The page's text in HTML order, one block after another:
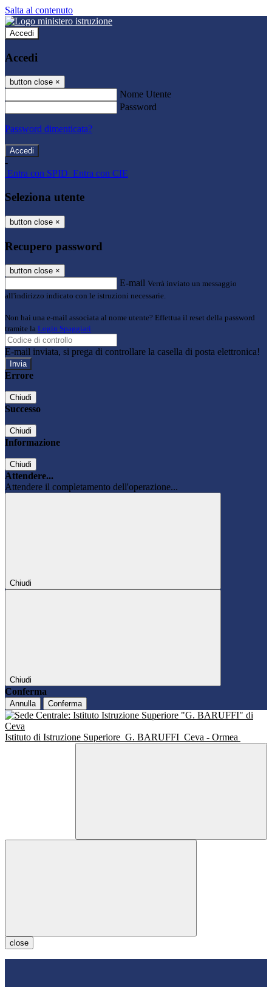
Salta al contenuto
Accedi
Accedi
button close ×
Nome Utente
Password
Password dimenticata?
-
Entra con SPID Entra con CIE
Seleziona utente
button close ×
Recupero password
button close ×
E-mail Verrà inviato un messaggio
all'indirizzo indicato con le istruzioni necessarie.
Non hai una e-mail associata al nome utente? Effettua il reset della password
tramite la Login Spaggiari
E-mail inviata, si prega di controllare la casella di posta elettronica!
Errore
Chiudi
Successo
Chiudi
Informazione
Chiudi
Attendere...
Attendere il completamento dell'operazione...
Chiudi
Chiudi
Conferma
Annulla Conferma
Istituto di Istruzione Superiore G. BARUFFI Ceva - Ormea
close